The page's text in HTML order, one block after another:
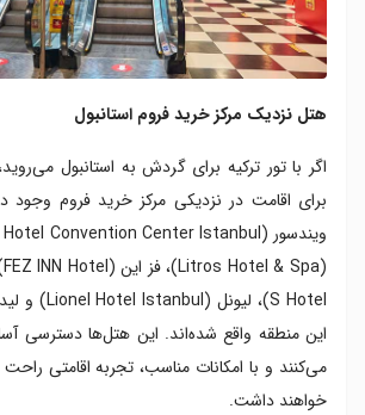
هتل نزدیک مرکز خرید فروم استانبول
اگر با تور ترکیه برای گردش به استانبول
برای اقامت در نزدیکی مرکز خرید فروم وجود
این منطقه واقع شده‌اند. این هتل‌ها دسترسی
می‌کنند و با امکانات مناسب، تجربه اقامتی راحت
خواهند داشت.